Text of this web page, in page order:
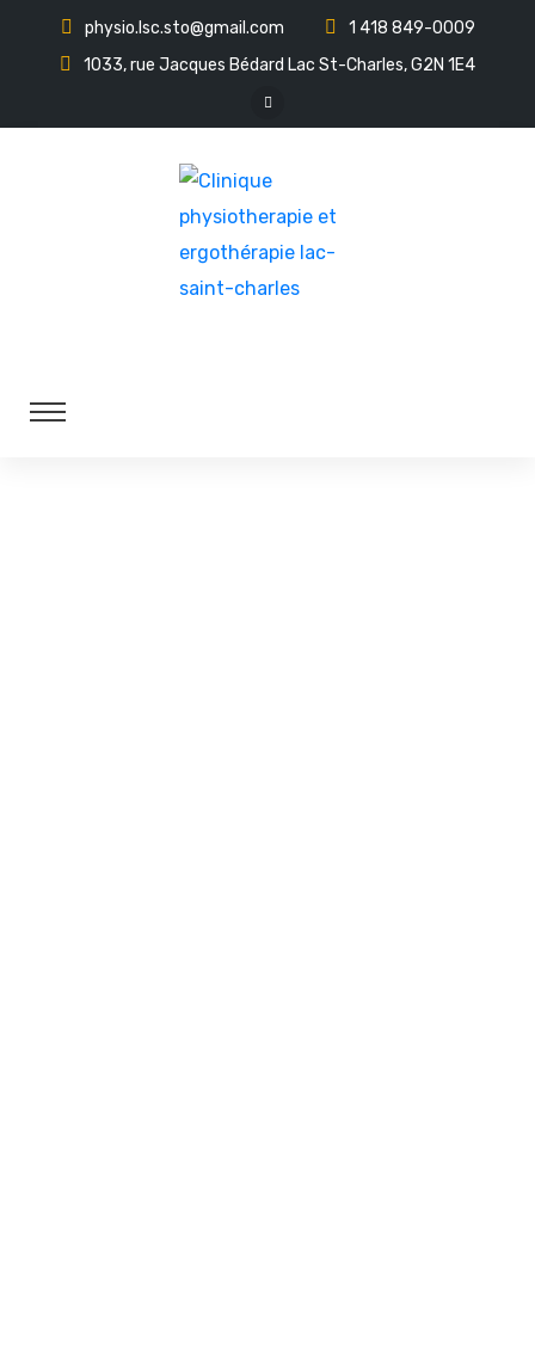
physio.lsc.sto@gmail.com
1 418 849-0009
1033, rue Jacques Bédard Lac St-Charles, G2N 1E4